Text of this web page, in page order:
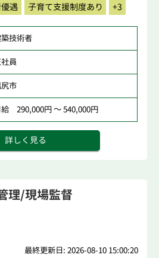
遇 子育て支援制度あり +3
技術者
員
市
給 290,000円 ～ 540,000円
詳しく見る
理/現場監督
最終更新日: 2026-08-10 15:00:20